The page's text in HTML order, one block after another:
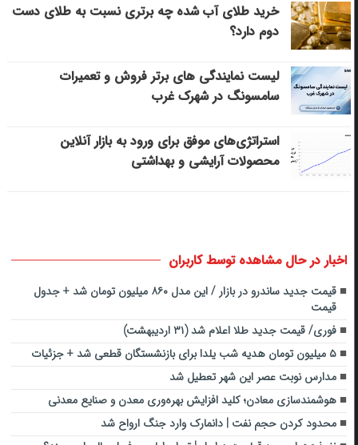
خرید طلای آب شده چه برتری نسبت به طلای دست
دوم دارد؟
لیست نمایندگی های برتر فروش و تعمیرات
سامسونگ در شهرک غرب
استراتژی‌های موفق برای ورود به بازار آنلاین
محصولات آرایشی و بهداشتی
اخبار در حال مشاهده توسط کاربران
قیمت جدید ساندرو در بازار / این مدل ۸۶۰ میلیون تومان شد + جدول
قیمت
فوری/ قیمت جدید طلا اعلام شد (۳۱ اردیبهشت)
۵ میلیون تومان هدیه شب یلدا برای بازنشستگان قطعی شد + جزئیات
مدارس نوبت عصر این شهر تعطیل شد
هوشمندسازی معادن؛ کلید افزایش بهره‌وری معدن و صنایع معدنی
محدود کردن حجم نفت | دانمارک وارد جنگ ارواح شد